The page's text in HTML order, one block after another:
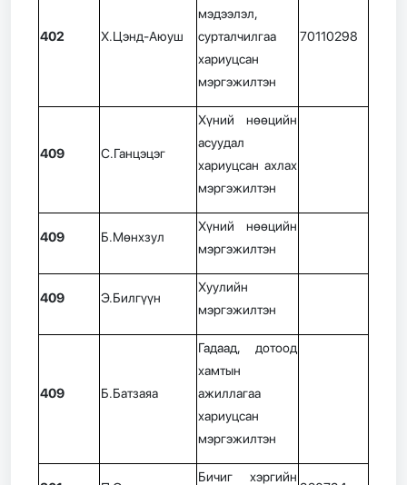
402 Х.Цэнд-Аюуш
мэдээлэл,
сурталчилгаа
хариуцсан
мэргэжилтэн
70110298
409 С.Ганцэцэг
Хүний нөөцийн
асуудал
хариуцсан ахлах
мэргэжилтэн
409 Б.Мөнхзул
Хүний нөөцийн
мэргэжилтэн
409 Э.Билгүүн
Хуулийн
мэргэжилтэн
409 Б.Батзаяа
Гадаад, дотоод
хамтын
ажиллагаа
хариуцсан
мэргэжилтэн
Бичиг хэргийн